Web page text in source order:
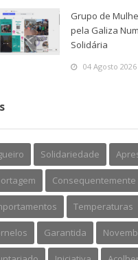
Grupo de
pela Galiza
Solidária
04 Agosto 2026
Solidariedade
Consequentemente
Temperaturas
Garantida